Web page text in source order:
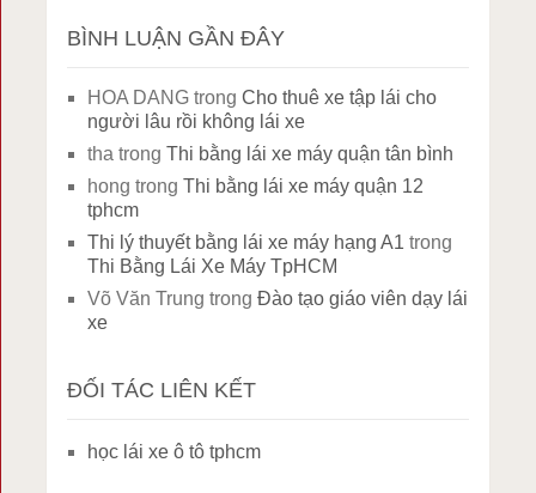
BÌNH LUẬN GẦN ĐÂY
HOA DANG trongCho thuê xe tập lái cho
người lâu rồi không lái xe
tha trongThi bằng lái xe máy quận tân bình
hong trongThi bằng lái xe máy quận 12
tphcm
Thi lý thuyết bằng lái xe máy hạng A1 trong
Thi Bằng Lái Xe Máy TpHCM
Võ Văn Trung trongĐào tạo giáo viên dạy lái
xe
ĐỐI TÁC LIÊN KẾT
học lái xe ô tô tphcm